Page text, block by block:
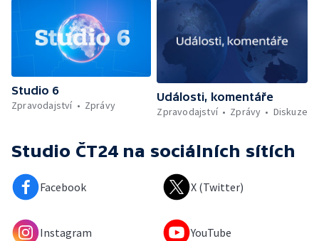
Studio 6
Zpravodajství
Zprávy
Události, komentáře
Zpravodajství
Zprávy Diskuze
Studio ČT24 na sociálních sítích
Facebook X (Twitter)
Instagram YouTube